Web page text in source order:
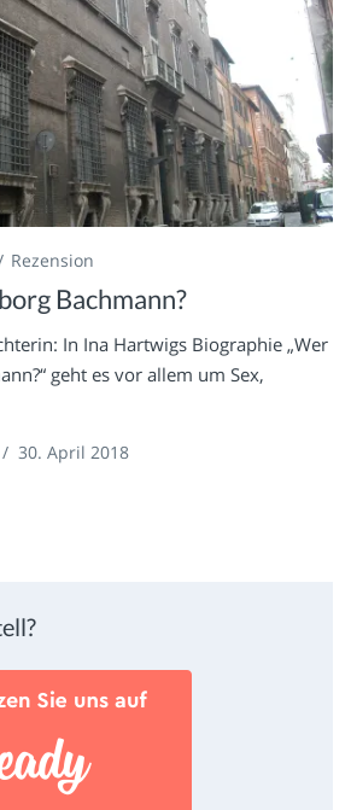
Rezension
Bachmann?
In Ina Hartwigs Biographie „Wer
geht es vor allem um Sex,
/ 30. April 2018